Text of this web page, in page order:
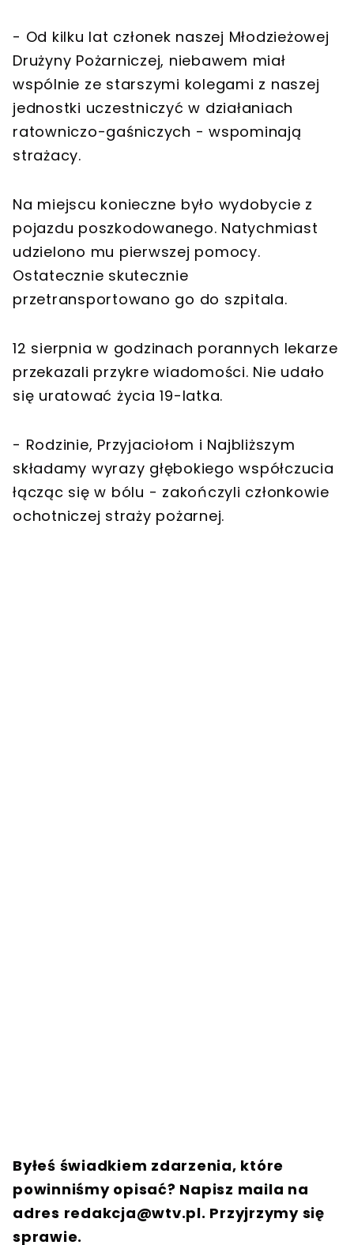
- Od kilku lat członek naszej Młodzieżowej
Drużyny Pożarniczej, niebawem miał
wspólnie ze starszymi kolegami z naszej
jednostki uczestniczyć w działaniach
ratowniczo-gaśniczych - wspominają
strażacy.
Na miejscu konieczne było wydobycie z
pojazdu poszkodowanego. Natychmiast
udzielono mu pierwszej pomocy.
Ostatecznie skutecznie
przetransportowano go do szpitala.
12 sierpnia w godzinach porannych lekarze
przekazali przykre wiadomości. Nie udało
się uratować życia 19-latka.
- Rodzinie, Przyjaciołom i Najbliższym
składamy wyrazy głębokiego współczucia
łącząc się w bólu - zakończyli członkowie
ochotniczej straży pożarnej.
Byłeś świadkiem zdarzenia, które
powinniśmy opisać? Napisz maila na
adres redakcja@wtv.pl. Przyjrzymy się
sprawie.